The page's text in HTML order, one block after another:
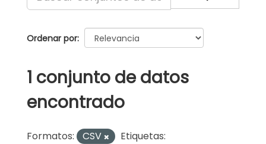
Ordenar por
1 conjunto de datos
encontrado
Formatos: CSV
Etiquetas: